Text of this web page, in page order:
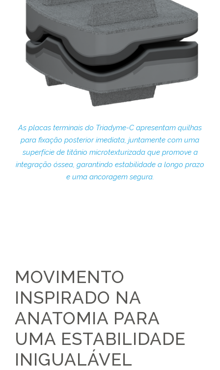
As placas terminais do Triadyme-C apresentam quilhas
para fixação posterior imediata, juntamente com uma
superfície de titânio microtexturizada que promove a
integração óssea, garantindo estabilidade a longo prazo
e uma ancoragem segura.
MOVIMENTO
INSPIRADO NA
ANATOMIA PARA
UMA ESTABILIDADE
INIGUALÁVEL